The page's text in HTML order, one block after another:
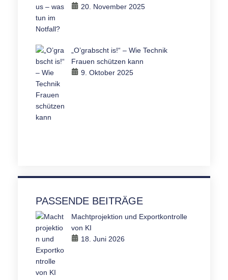
20. November 2025
„O’grabscht is!“ – Wie Technik
Frauen schützen kann
9. Oktober 2025
PASSENDE BEITRÄGE
Machtprojektion und Exportkontrolle
von KI
18. Juni 2026